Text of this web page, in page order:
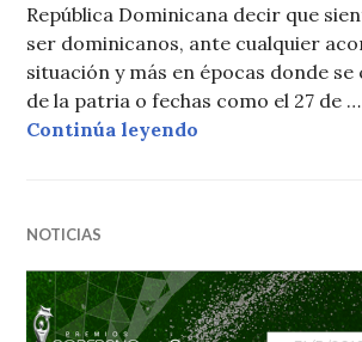
República Dominicana decir que
ser dominicanos, ante cualquier
situación y más en épocas donde se
de la patria o fechas como el 27 de …
Continúa leyendo
NOTICIAS